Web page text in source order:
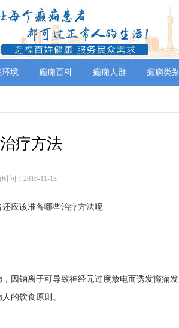
环境 癫痫百科 癫痫人群 癫痫类别
疗方法
间：2016-11-13
应该准备哪些治疗方法呢
因钠离子可导致神经元过度放电而诱发癫痫发
的饮食原则。